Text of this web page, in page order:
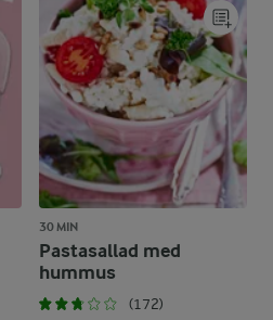
30 MIN
Pastasallad med
hummus
(172)